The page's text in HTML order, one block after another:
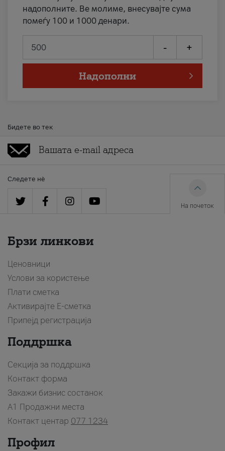
надополните. Ве молиме, внесувајте сума
помеѓу 100 и 1000 денари.
- +
Надополни
Бидете во тек
Следете нè
На почеток
Брзи линкови
Ценовници
Услови за користење
Плати сметка
Активирајте Е-сметка
Припејд регистрација
Поддршка
Секција за поддршка
Контакт форма
Закажи бизнис состанок
A1 Продажни места
Контакт центар 077 1234
Профил